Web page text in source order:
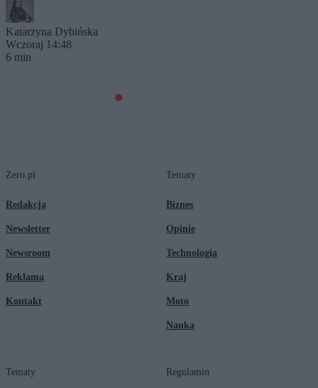
Katarzyna Dybińska
Wczoraj 14:48
6 min
Zero.pl
Redakcja
Newsletter
Newsroom
Reklama
Kontakt
Tematy
Biznes
Opinie
Technologia
Kraj
Moto
Nauka
Tematy Regulamin